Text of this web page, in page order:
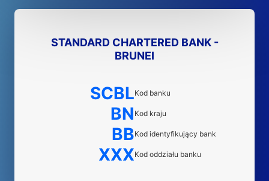
STANDARD CHARTERED BANK -
BRUNEI
SCBLKod banku
BN Kod kraju
BBKod identyfikujący bank
XXXKod oddziału banku